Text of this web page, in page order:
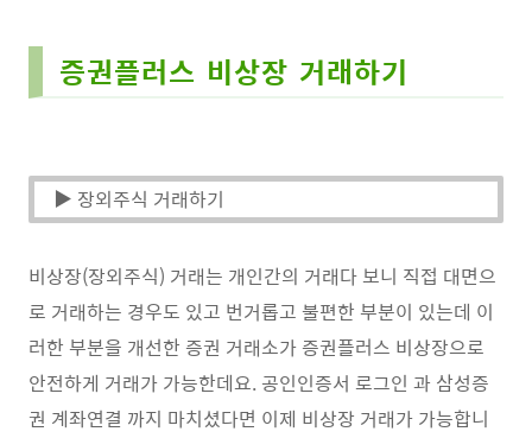
증권플러스 비상장 거래하기
▶ 장외주식 거래하기
비상장(장외주식) 거래는 개인간의 거래다 보니 직접 대면으
로 거래하는 경우도 있고 번거롭고 불편한 부분이 있는데 이
러한 부분을 개선한 증권 거래소가 증권플러스 비상장으로
안전하게 거래가 가능한데요. 공인인증서 로그인 과 삼성증
권 계좌연결 까지 마치셨다면 이제 비상장 거래가 가능합니